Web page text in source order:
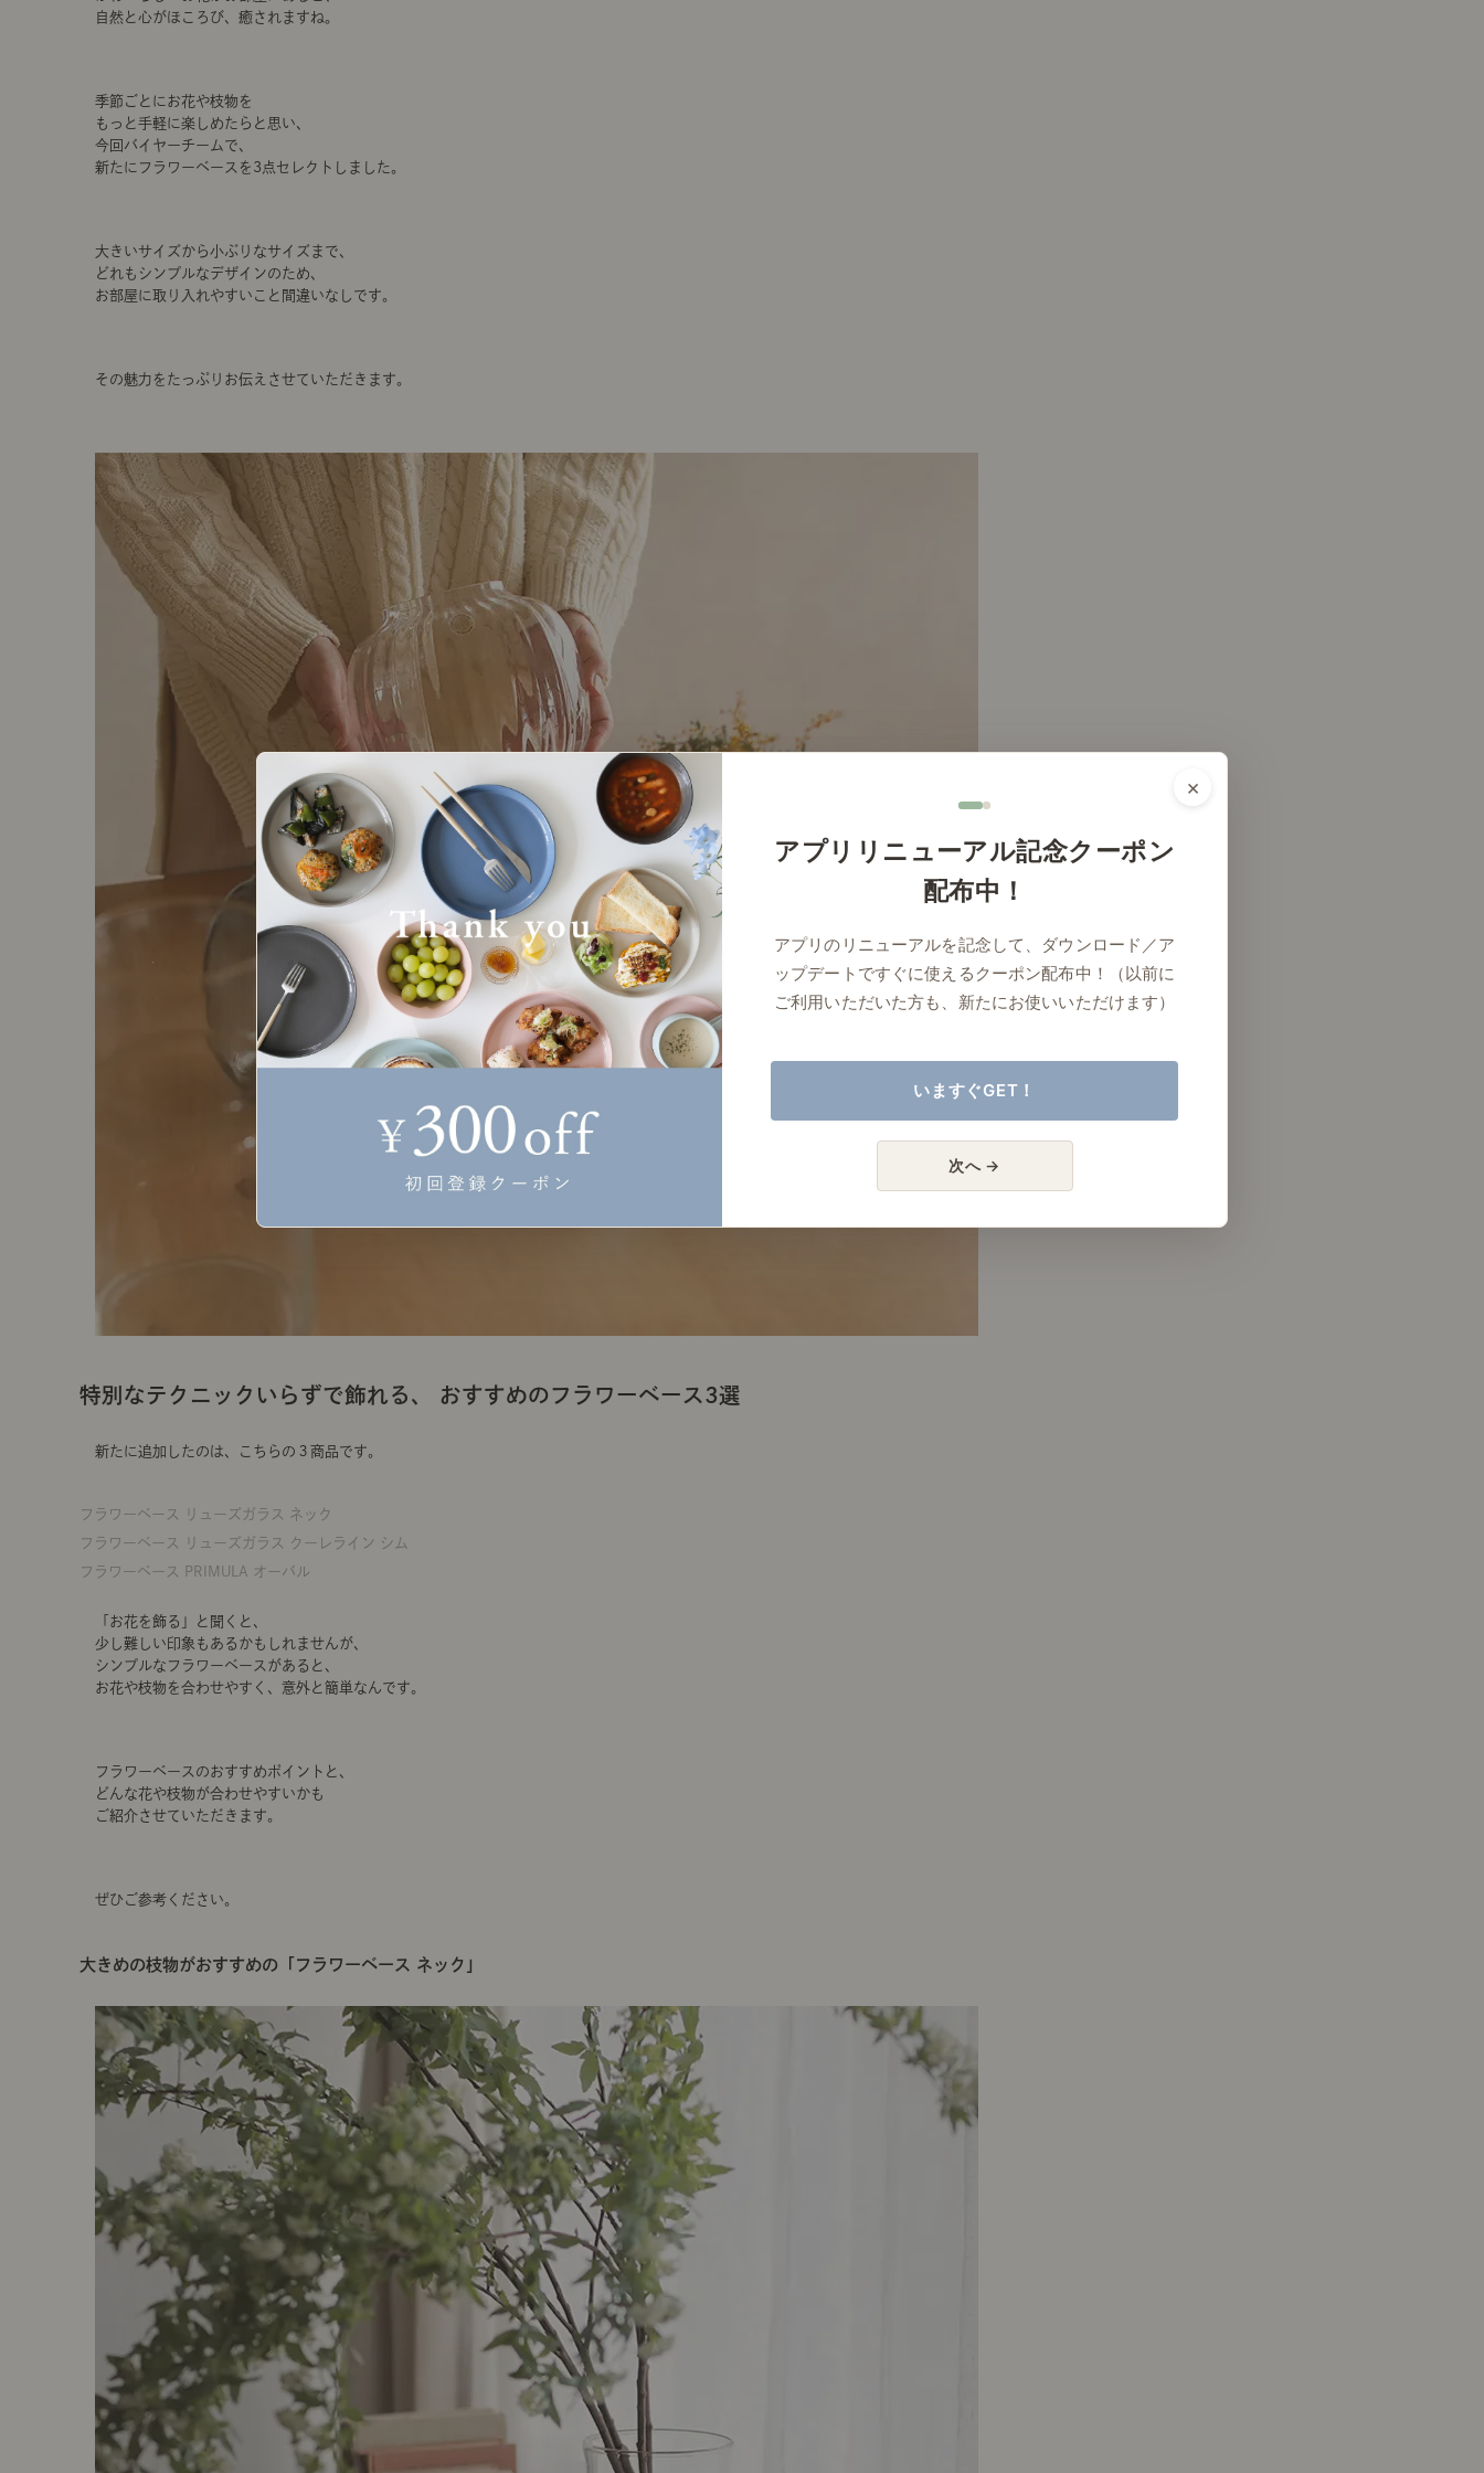
自然と心がほころび、癒されますね。
季節ごとにお花や枝物を
もっと手軽に楽しめたらと思い、
今回バイヤーチームで、
新たにフラワーベースを3点セレクトしました。
大きいサイズから小ぶりなサイズまで、
どれもシンプルなデザインのため、
お部屋に取り入れやすいこと間違いなしです。
その魅力をたっぷりお伝えさせていただきます。
特別なテクニックいらずで飾れる、 おすすめのフラワーベース3選
新たに追加したのは、こちらの３商品です。
フラワーベース リューズガラス ネック
フラワーベース リューズガラス クーレライン シム
フラワーベース PRIMULA オーバル
「お花を飾る」と聞くと、
少し難しい印象もあるかもしれませんが、
シンプルなフラワーベースがあると、
お花や枝物を合わせやすく、意外と簡単なんです。
フラワーベースのおすすめポイントと、
どんな花や枝物が合わせやすいかも
ご紹介させていただきます。
ぜひご参考ください。
大きめの枝物がおすすめの「フラワーベース ネック」
×
アプリリニューアル記念クーポン
配布中！
アプリのリニューアルを記念して、ダウンロード／ア
ップデートですぐに使えるクーポン配布中！（以前に
ご利用いただいた方も、新たにお使いいただけます）
いますぐGET！
次へ →